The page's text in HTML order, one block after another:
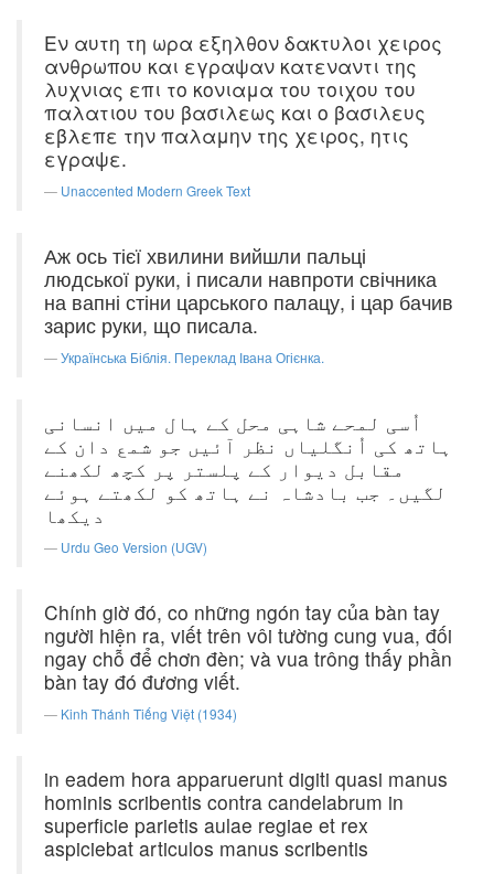
Εν αυτη τη ωρα εξηλθον δακτυλοι χειρος
ανθρωπου και εγραψαν κατεναντι της
λυχνιας επι το κονιαμα του τοιχου του
παλατιου του βασιλεως και ο βασιλευς
εβλεπε την παλαμην της χειρος, ητις
εγραψε.
Unaccented Modern Greek Text
Аж ось тієї хвилини вийшли пальці
людської руки, і писали навпроти свічника
на вапні стіни царського палацу, і цар бачив
зарис руки, що писала.
Українська Біблія. Переклад Івана Огієнка.
اُسی لمحے شاہی محل کے ہال میں انسانی
ہاتھ کی اُنگلیاں نظر آئیں جو شمع دان کے
مقابل دیوار کے پلستر پر کچھ لکھنے
لگیں۔ جب بادشاہ نے ہاتھ کو لکھتے ہوئے
دیکھا
Urdu Geo Version (UGV)
Chính giờ đó, co những ngón tay của bàn tay
người hiện ra, viết trên vôi tường cung vua, đối
ngay chỗ để chơn đèn; và vua trông thấy phần
bàn tay đó đương viết.
Kinh Thánh Tiếng Việt (1934)
in eadem hora apparuerunt digiti quasi manus
hominis scribentis contra candelabrum in
superficie parietis aulae regiae et rex
aspiciebat articulos manus scribentis